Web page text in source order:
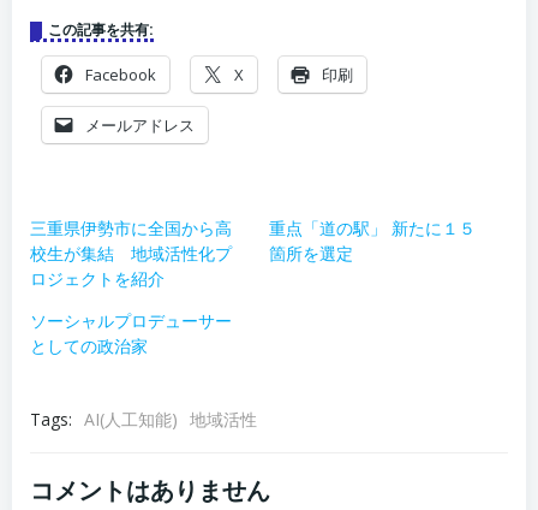
この記事を共有:
Facebook X 印刷
メールアドレス
三重県伊勢市に全国から高
校生が集結 地域活性化プ
ロジェクトを紹介
重点「道の駅」 新たに１５
箇所を選定
ソーシャルプロデューサー
としての政治家
Tags: AI(人工知能) 地域活性
コメントはありません